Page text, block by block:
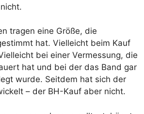
tragen eine Größe, die
hat. Vielleicht beim Kauf
bei einer Vermessung, die
hat und bei der das Band gar
wurde. Seitdem hat sich der
– der BH-Kauf aber nicht.